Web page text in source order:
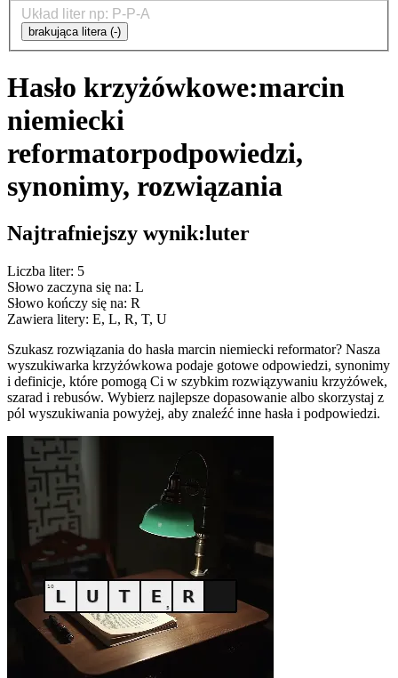
brakująca litera (-)
Hasło krzyżówkowe:marcin
niemiecki
reformatorpodpowiedzi,
synonimy, rozwiązania
Najtrafniejszy wynik:luter
Liczba liter: 5
Słowo zaczyna się na: L
Słowo kończy się na: R
Zawiera litery: E, L, R, T, U
Szukasz rozwiązania do hasła marcin niemiecki reformator? Nasza
wyszukiwarka krzyżówkowa podaje gotowe odpowiedzi, synonimy
i definicje, które pomogą Ci w szybkim rozwiązywaniu krzyżówek,
szarad i rebusów. Wybierz najlepsze dopasowanie albo skorzystaj z
pól wyszukiwania powyżej, aby znaleźć inne hasła i podpowiedzi.